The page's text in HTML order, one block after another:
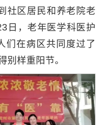
社区居民和养老院老
日，老年医学科医护
们在病区共同度过了
别样重阳节。